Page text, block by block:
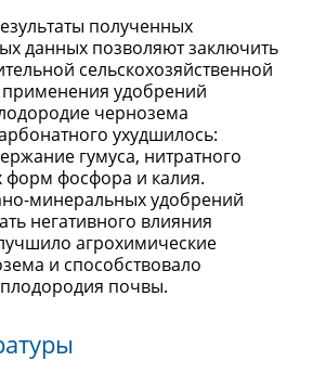
полученных
данных позволяют заключить
сельскохозяйственной
применения удобрений
чернозема
ухудшилось:
гумуса, нитратного
форм фосфора и калия.
минеральных удобрений
негативного влияния
агрохимические
и способствовало
почвы.